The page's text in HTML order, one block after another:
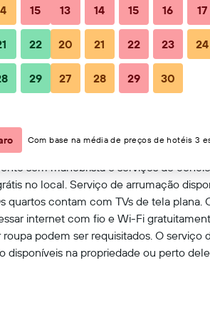
sem manobrista e serviços de
no local. Serviço de arrumação
contam com TVs de tela plana.
internet com fio e Wi-Fi
podem ser requisitados. O
disponíveis na propriedade ou perto
15
22
29
13 14 15 16 17
20 21 22 23 24
27 28 29 30
Com base na média de preços de hotéis 3